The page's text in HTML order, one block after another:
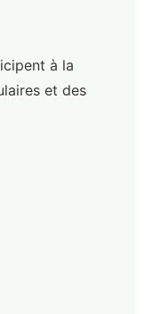
à la
et des